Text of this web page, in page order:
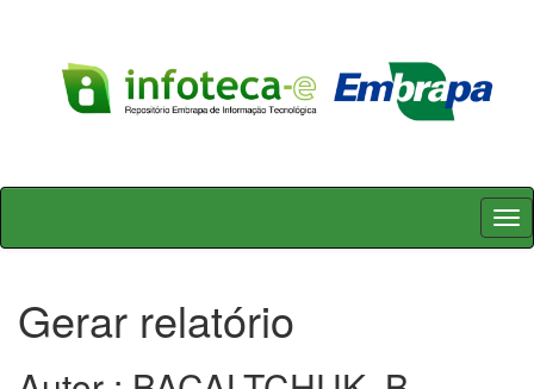
Skip
Gerar relatório